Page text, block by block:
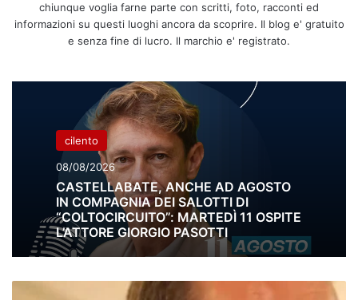
chiunque voglia farne parte con scritti, foto, racconti ed
informazioni su questi luoghi ancora da scoprire. Il blog e' gratuito
e senza fine di lucro. Il marchio e' registrato.
cilento
08/08/2026
CASTELLABATE, ANCHE AD AGOSTO
IN COMPAGNIA DEI SALOTTI DI
“COLTOCIRCUITO”: MARTEDÌ 11 OSPITE
L’ATTORE GIORGIO PASOTTI